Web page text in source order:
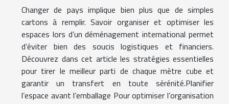
Changer de pays implique bien plus que de simples
cartons à remplir. Savoir organiser et optimiser les
espaces lors d’un déménagement international permet
d’éviter bien des soucis logistiques et financiers.
Découvrez dans cet article les stratégies essentielles
pour tirer le meilleur parti de chaque mètre cube et
garantir un transfert en toute sérénité.Planifier
l’espace avant l’emballage Pour optimiser l’organisation